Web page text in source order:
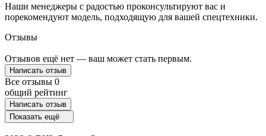
Наши менеджеры с радостью проконсультируют вас и
порекомендуют модель, подходящую для вашей спецтехники.
Отзывы
Отзывов ещё нет — ваш может стать первым.
Написать отзыв
Все отзывы 0
общий рейтинг
Написать отзыв
Показать ещё